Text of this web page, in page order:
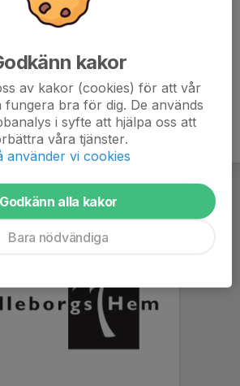
Swish till lagkassan
kakor
av kakor (cookies) för att vår
fungera bra för dig. De används
i syfte att hjälpa oss att
våra tjänster.
använder vi cookies
Godkänn alla kakor
Bara nödvändiga